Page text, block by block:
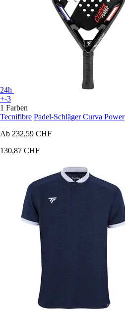
24h
+-3
1 Farben
Tecnifibre Padel-Schläger Curva Power
Ab 232,59 CHF
130,87 CHF